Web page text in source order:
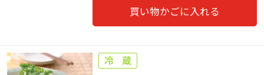
買い物かごに入れる